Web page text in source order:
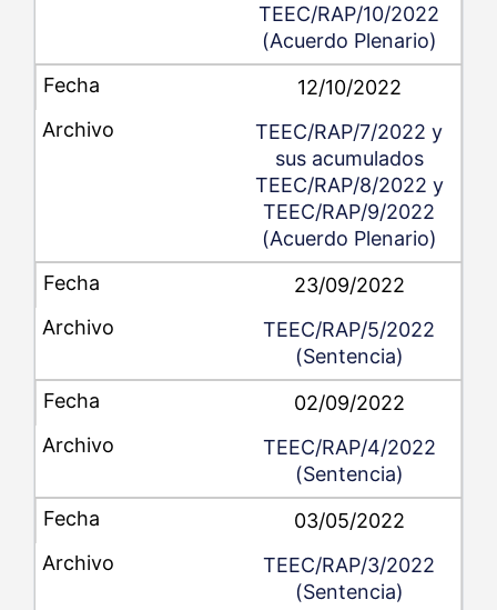
TEEC/RAP/10/2022
(Acuerdo Plenario)
12/10/2022
TEEC/RAP/7/2022 y
sus acumulados
TEEC/RAP/8/2022 y
TEEC/RAP/9/2022
(Acuerdo Plenario)
23/09/2022
TEEC/RAP/5/2022
(Sentencia)
02/09/2022
TEEC/RAP/4/2022
(Sentencia)
03/05/2022
TEEC/RAP/3/2022
(Sentencia)